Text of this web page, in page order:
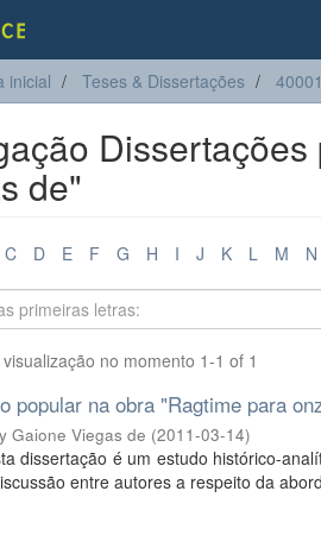
inicial Teses & Dissertações
de"
C D E F G H I J K L M N
no momento 1-1 of 1
popular na obra "Ragtime para
Gaione Viegas de (2011-03-14)
dissertação é um estudo histórico-
entre autores a respeito da